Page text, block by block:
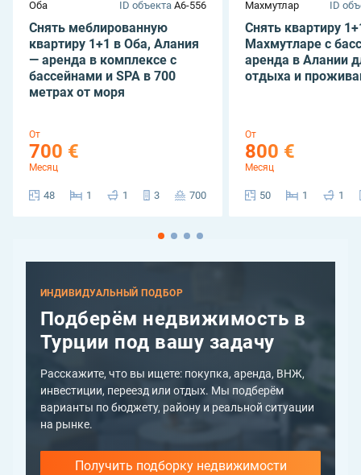
Оба ID объекта A6-556
Снять меблированную
квартиру 1+1 в Оба, Алания
— аренда в комплексе с
бассейнами и SPA в 700
метрах от моря
От
700 €
Месяц
48 1 1 3 700
Махмутлар ID
Снять квартиру
Махмутларе с
аренда в Алании
отдыха и
От
800 €
Месяц
50 1 1
ИНДИВИДУАЛЬНЫЙ ПОДБОР
Подберём недвижимость в
Турции под вашу задачу
Расскажите, что вы ищете: покупка, аренда, ВНЖ,
инвестиции, переезд или отдых. Мы подберём
варианты по бюджету, району и реальной ситуации
на рынке.
Получить подборку недвижимости